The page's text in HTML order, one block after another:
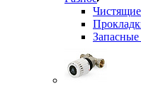
Чистящие
Запасные